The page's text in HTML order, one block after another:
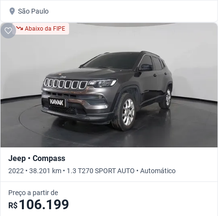
São Paulo
Abaixo da FIPE
Jeep • Compass
2022 • 38.201 km • 1.3 T270 SPORT AUTO • Automático
Preço a partir de
R$ 106.199